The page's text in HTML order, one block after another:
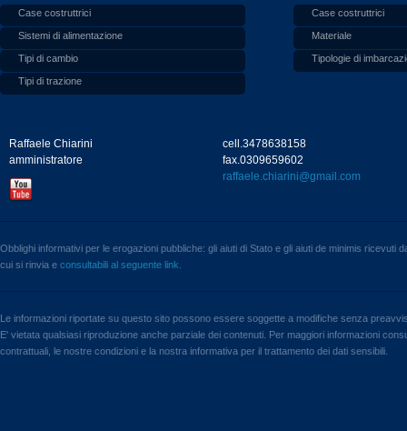
Case costruttrici
Sistemi di alimentazione
Tipi di cambio
Tipi di trazione
Case costruttrici
Materiale
Tipologie di
Raffaele Chiarini
amministratore
cell.3478638158
fax.0309659602
raffaele.chiarini@gmail.com
Obblighi informativi per le erogazioni pubbliche: gli aiuti di Stato e gli aiuti de minimis
cui si rinvia e consultabili al seguente link.
Le informazioni riportate su questo sito possono essere soggette a modifiche senza
E' vietata qualsiasi riproduzione anche parziale dei contenuti. Per maggiori informazioni
contrattuali, le nostre condizioni e la nostra informativa per il trattamento dei dati sensibili.